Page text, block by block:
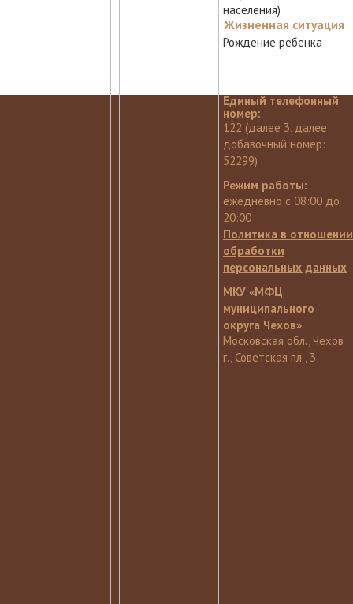
населения)
Жизненная ситуация
Рождение ребенка
Единый телефонный
номер:
122 (далее 3, далее
добавочный номер:
52299)
Режим работы:
ежедневно с 08:00 до
20:00
Политика в отношении
обработки
персональных данных
МКУ «МФЦ
муниципального
округа Чехов»
Московская обл., Чехов
г., Советская пл., 3